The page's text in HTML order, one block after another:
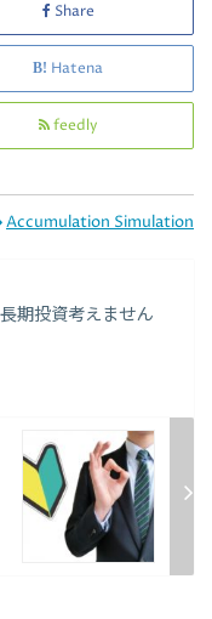
Share
Hatena
feedly
Accumulation Simulation
期投資考えません